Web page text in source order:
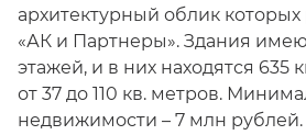
архитектурный облик
«АК и Партнеры». Здания
этажей, и в них находятся 635
от 37 до 110 кв. метров.
недвижимости – 7 млн